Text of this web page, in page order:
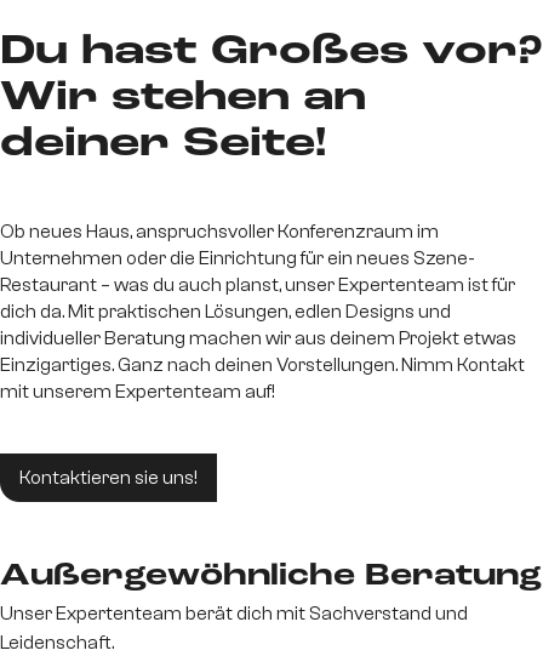
Du hast Großes vor?
Wir stehen an
deiner Seite!
Ob neues Haus, anspruchsvoller Konferenzraum im
Unternehmen oder die Einrichtung für ein neues Szene-
Restaurant – was du auch planst, unser Expertenteam ist für
dich da. Mit praktischen Lösungen, edlen Designs und
individueller Beratung machen wir aus deinem Projekt etwas
Einzigartiges. Ganz nach deinen Vorstellungen. Nimm Kontakt
mit unserem Expertenteam auf!
Kontaktieren sie uns!
Außergewöhnliche Beratung
Unser Expertenteam berät dich mit Sachverstand und
Leidenschaft.